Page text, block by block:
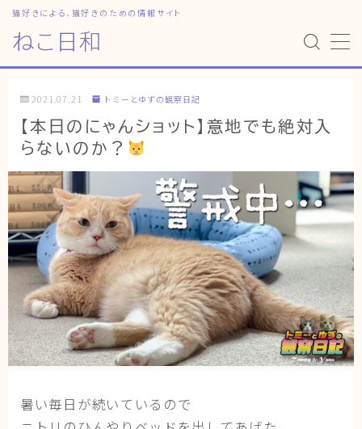
ねこ日和
猫好きによる、猫好きのための情報サイト
MENU
ねこ日和
どっちがいい？
猫暮らしの平均
猫のなぜ？
ゆずとシンバの日常
ねこの部屋
猫の健康・ケア関連
猫と人間の共生・社会問題
2021.07.21 トミーとゆずの観察日記
【本日のにゃんショット】意地でも絶対入
らないのか？
暑い毎日が続いているので